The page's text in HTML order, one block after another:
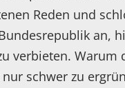
Reden und
an,
verbieten. Warum
schwer zu